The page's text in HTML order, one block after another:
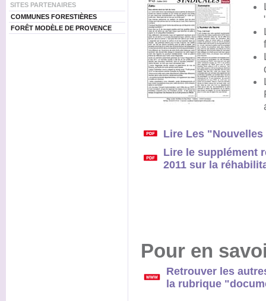
SITES PARTENAIRES
COMMUNES FORESTIÈRES
FORÊT MODÈLE DE PROVENCE
Lire Les
Lire le supplément
2011 sur la
Pour en
Retrouver les
la rubrique